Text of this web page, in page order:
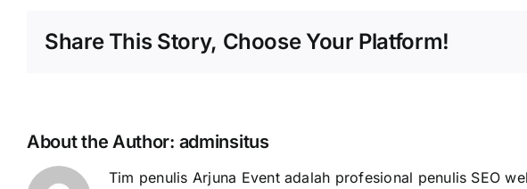
Share This Story, Choose Your Platform!
About the Author: adminsitus
Tim penulis Arjuna Event adalah profesional penulis SEO